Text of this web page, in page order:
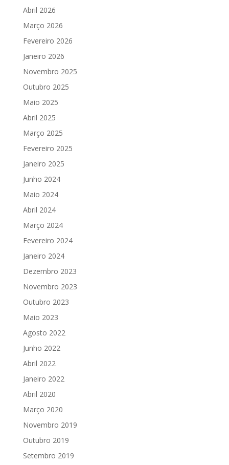
Abril 2026
Março 2026
Fevereiro 2026
Janeiro 2026
Novembro 2025
Outubro 2025
Maio 2025
Abril 2025
Março 2025
Fevereiro 2025
Janeiro 2025
Junho 2024
Maio 2024
Abril 2024
Março 2024
Fevereiro 2024
Janeiro 2024
Dezembro 2023
Novembro 2023
Outubro 2023
Maio 2023
Agosto 2022
Junho 2022
Abril 2022
Janeiro 2022
Abril 2020
Março 2020
Novembro 2019
Outubro 2019
Setembro 2019